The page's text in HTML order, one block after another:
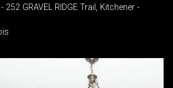
252 GRAVEL RIDGE Trail, Kitchener -